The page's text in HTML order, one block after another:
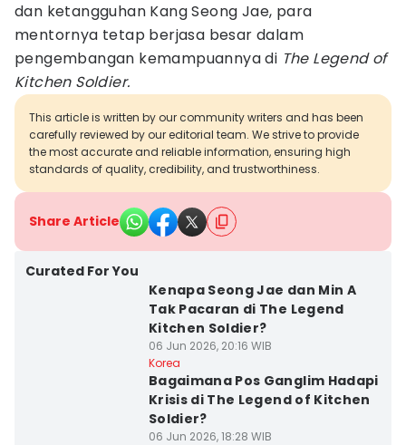
dan ketangguhan Kang Seong Jae, para
mentornya tetap berjasa besar dalam
pengembangan kemampuannya di The Legend of
Kitchen Soldier.
This article is written by our community writers and has been
carefully reviewed by our editorial team. We strive to provide
the most accurate and reliable information, ensuring high
standards of quality, credibility, and trustworthiness.
Share Article
Curated For You
Kenapa Seong Jae dan Min A
Tak Pacaran di The Legend
Kitchen Soldier?
06 Jun 2026, 20:16 WIB
Korea
Bagaimana Pos Ganglim Hadapi
Krisis di The Legend of Kitchen
Soldier?
06 Jun 2026, 18:28 WIB